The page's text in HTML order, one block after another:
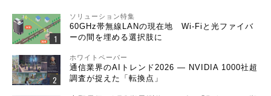
ソリューション特集
60GHz帯無線LANの現在地 Wi-Fiと光ファイバ
ーの間を埋める選択肢に
ホワイトペーパー
通信業界のAIトレンド2026 ― NVIDIA 1000社超
調査が捉えた「転換点」